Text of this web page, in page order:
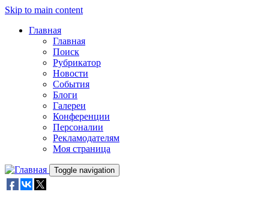
Skip to main content
Главная
Главная
Поиск
Рубрикатор
Новости
События
Блоги
Галереи
Конференции
Персоналии
Рекламодателям
Моя страница
Toggle navigation